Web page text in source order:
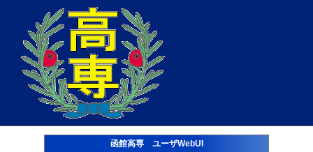
函館高専 ユーザWebUI